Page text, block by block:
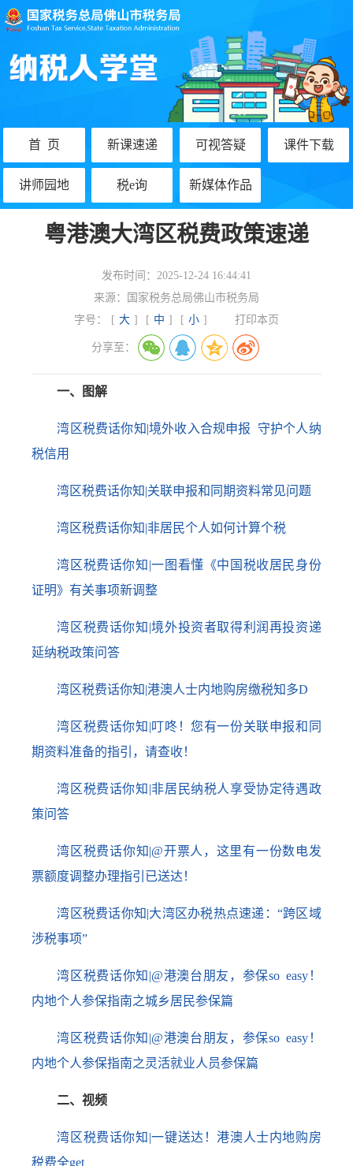
首 页 新课速递 可视答疑 课件下载
讲师园地 税e询 新媒体作品
粤港澳大湾区税费政策速递
发布时间： 2025-12-24 16:44:41
来源：
国家税务总局佛山市税务局
字号：
[ 大 ] [ 中 ] [ 小 ] 打印本页
分享至：
一、图解
湾区税费话你知|境外收入合规申报 守护个人纳
税信用
湾区税费话你知|关联申报和同期资料常见问题
湾区税费话你知|非居民个人如何计算个税
湾区税费话你知|一图看懂《中国税收居民身份
证明》有关事项新调整
湾区税费话你知|境外投资者取得利润再投资递
延纳税政策问答
湾区税费话你知|港澳人士内地购房缴税知多D
湾区税费话你知|叮咚！您有一份关联申报和同
期资料准备的指引，请查收！
湾区税费话你知|非居民纳税人享受协定待遇政
策问答
湾区税费话你知|@开票人，这里有一份数电发
票额度调整办理指引已送达！
湾区税费话你知|大湾区办税热点速递：“跨区域
涉税事项”
湾区税费话你知|@港澳台朋友，参保so easy！
内地个人参保指南之城乡居民参保篇
湾区税费话你知|@港澳台朋友，参保so easy！
内地个人参保指南之灵活就业人员参保篇
二、视频
湾区税费话你知|一键送达！港澳人士内地购房
税费全get